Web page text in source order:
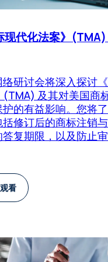
现代化法案》
络研讨会将深入探讨
(TMA) 及其对美国商
护的有益影响。您将
修订后的商标注销与
答复期限，以及防止
看